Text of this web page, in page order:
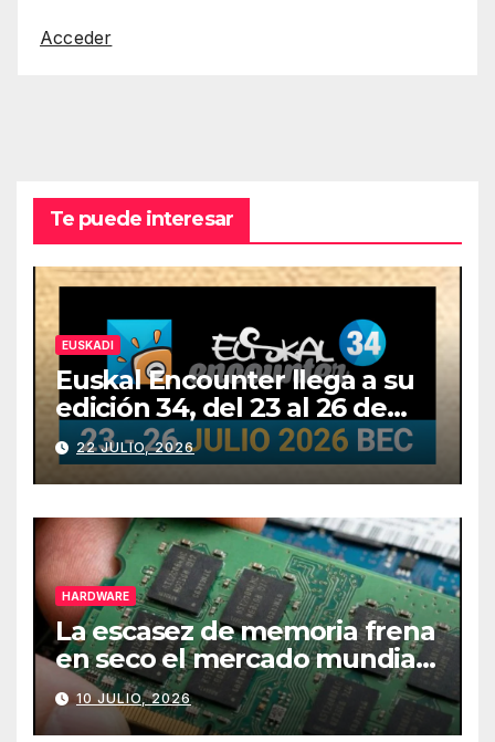
Acceder
Te puede interesar
EUSKADI
Euskal Encounter llega a su
edición 34, del 23 al 26 de
julio
22 JULIO, 2026
HARDWARE
La escasez de memoria frena
en seco el mercado mundial
de PCs
10 JULIO, 2026